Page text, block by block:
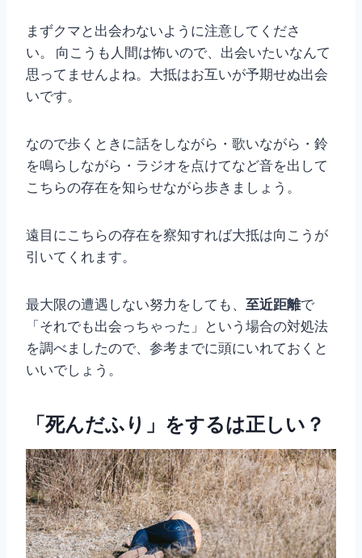
まずクマと出会わないように注意してくださ
い。 向こうも人間は怖いので、出会いたいなんて
思ってませんよね。大抵はお互いが予期せぬ出会
いです。
なので歩くときに話をしながら・歌いながら・鈴
を鳴らしながら・ラジオを点けてなど音を出して
こちらの存在を知らせながら歩きましょう。
遠目にこちらの存在を察知すれば大抵は向こうが
引いてくれます。
最大限の遭遇しない努力をしても、 至近距離で
「それでも出会っちゃった」という場合の対処法
を調べましたので、参考までに頭にいれておくと
いいでしょう。
「死んだふり」をするは正しい？